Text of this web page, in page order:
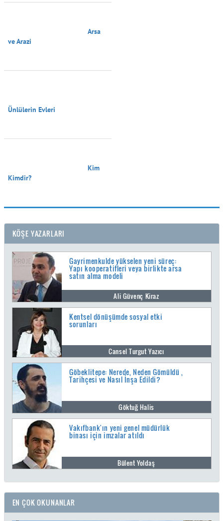
ve Arazi
Ünlülerin Evleri
Kimdir?
KÖŞE YAZARLARI
Gayrimenkulde yükselen yeni süreç:
Yapı kooperatifleri veya birlikte arsa
satın alma modeli
Ali Güvenç Kiraz
Kentsel dönüşümde sosyal etki
sorunları
Cansel Turgut Yazıcı
Göbeklitepe: Nerede, Neden Gömüldü ,
Tarihçesi ve Nasıl İnşa Edildi?
Göktuğ Halis
Vakıfbank'ın yeni genel müdürlük
binası için imzalar atıldı
Bülent Yoldaş
EN ÇOK OKUNANLAR